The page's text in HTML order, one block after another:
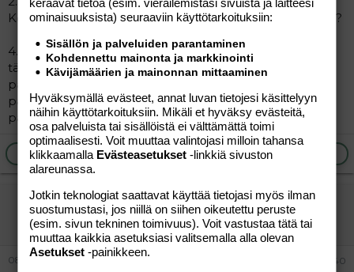
Koko aihe on ihan vieras eli mistähän näitä pitäis löytää ?
4.3
tämäkin ihan vieras aihe,
pääsanansta 9
pääsanasta 10 (ylös)
pääsanasta 10 ( vasen)
Ilmoita asiaton viesti
Lukija2k26
Jäsen
08.06.2026 #540
ominaisuuk­sista) seuraaviin käyttötarkoituksiin:
Sisällön ja palveluiden parantaminen
Kohdennettu mainonta ja markkinointi
Kävijämäärien ja mainonnan mittaaminen
Hyväksymällä evästeet, annat luvan tietojesi käsittelyyn
näihin käyttötarkoituksiin. Mikäli et hyväksy evästeitä,
osa palveluista tai sisällöistä ei välttämättä toimi
optimaalisesti. Voit muuttaa valintojasi milloin tahansa
klikkaamalla Evästeasetukset -linkkiä sivuston
alareunassa.
Jotkin teknologiat saattavat käyttää tietojasi myös ilman
suostumustasi, jos niillä on siihen oikeutettu peruste
(esim. sivun tekninen toimivuus). Voit vastustaa tätä tai
muuttaa kaikkia asetuksiasi valitsemalla alla olevan
Asetukset -painikkeen.